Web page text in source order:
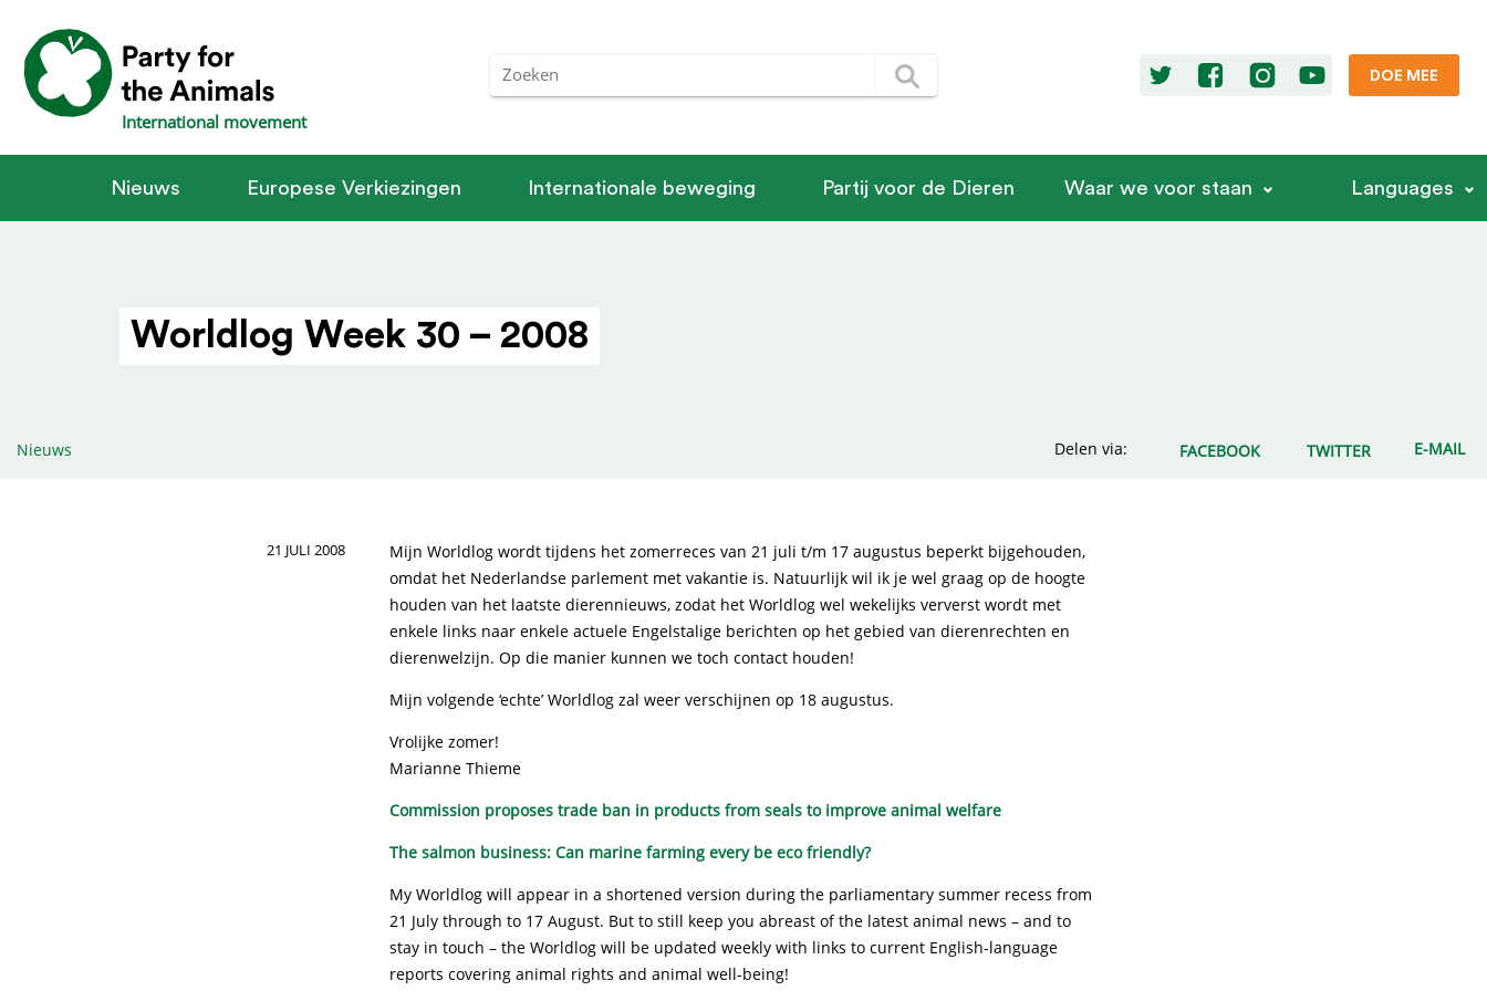
International movement
DOE MEE
Nieuws Europese Verkiezingen Internationale beweging Partij voor de Dieren Waar we voor staan Languages
Worldlog Week 30 – 2008
Nieuws Delen via: FACEBOOK TWITTER E-MAIL
21 JULI 2008
Mijn Worldlog wordt tijdens het zomerreces van 21 juli t/m 17 augustus beperkt bijgehouden,
omdat het Nederlandse parlement met vakantie is. Natuurlijk wil ik je wel graag op de hoogte
houden van het laatste dierennieuws, zodat het Worldlog wel wekelijks ververst wordt met
enkele links naar enkele actuele Engelstalige berichten op het gebied van dierenrechten en
dierenwelzijn. Op die manier kunnen we toch contact houden!
Mijn volgende ‘echte’ Worldlog zal weer verschijnen op 18 augustus.
Vrolijke zomer!
Marianne Thieme
Commission proposes trade ban in products from seals to improve animal welfare
The salmon business: Can marine farming every be eco friendly?
My Worldlog will appear in a shortened version during the parliamentary summer recess from
21 July through to 17 August. But to still keep you abreast of the latest animal news – and to
stay in touch – the Worldlog will be updated weekly with links to current English-language
reports covering animal rights and animal well-being!